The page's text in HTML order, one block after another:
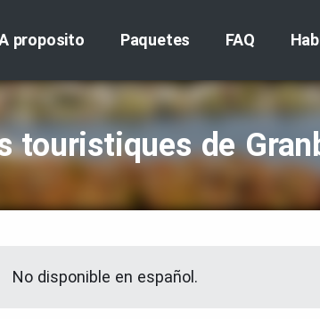
proposito Paquetes FAQ
touristiques de
No disponible en español.